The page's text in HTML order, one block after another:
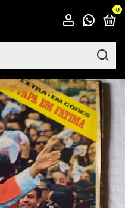
0